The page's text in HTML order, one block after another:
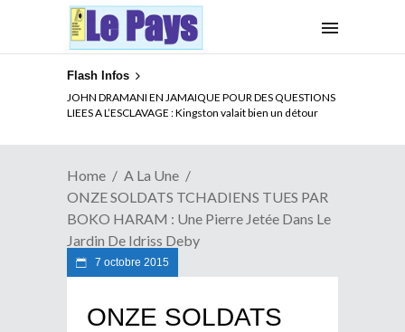
Flash Infos
JOHN DRAMANI EN JAMAIQUE POUR DES QUESTIONS
LIEES A L’ESCLAVAGE : Kingston valait bien un détour
Home
A La Une
ONZE SOLDATS TCHADIENS TUES PAR
BOKO HARAM : Une Pierre Jetée Dans Le
Jardin De Idriss Deby
7 octobre 2015
ONZE SOLDATS